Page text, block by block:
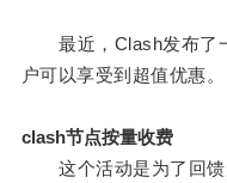
最近，Clash发布了一
户可以享受到超值优惠。
clash节点按量收费
这个活动是为了回馈